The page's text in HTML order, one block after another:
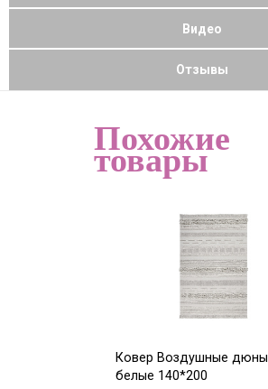
Видео
Отзывы
Похожие
товары
Ковер Воздушные дюны
белые 140*200